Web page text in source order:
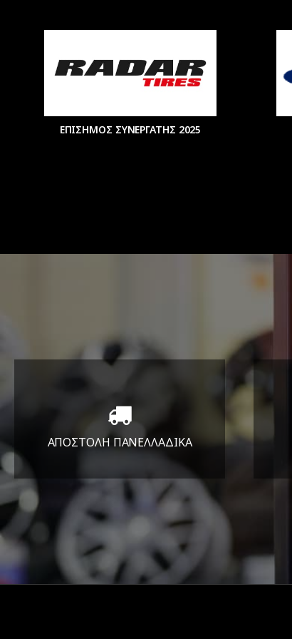
ΕΠΙΣΗΜΟΣ ΣΥΝΕΡΓΑΤΗΣ 2025
ΑΠΟΣΤΟΛΗ ΠΑΝΕΛΛΑΔΙΚA
Όπου και αν είστε θα σας
στείλουμε τα ελαστικά σας